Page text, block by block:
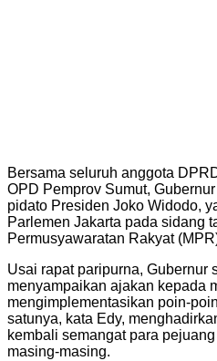
Bersama seluruh anggota
OPD Pemprov Sumut,
pidato Presiden Joko Widodo,
Parlemen Jakarta pada sidang
Permusyawaratan Rakyat
Usai rapat paripurna, Gubernur
menyampaikan ajakan kepada
mengimplementasikan poin-
satunya, kata Edy,
kembali semangat para
masing-masing.